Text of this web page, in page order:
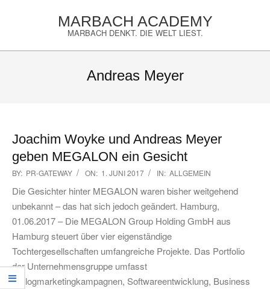
MARBACH ACADEMY
MARBACH DENKT. DIE WELT LIEST.
Andreas Meyer
Joachim Woyke und Andreas Meyer
geben MEGALON ein Gesicht
2017-
06-
01
BY: PR-GATEWAY ON: 1. JUNI 2017 IN: ALLGEMEIN
Die Gesichter hinter MEGALON waren bisher weitgehend
unbekannt – das hat sich jedoch geändert. Hamburg,
01.06.2017 – Die MEGALON Group Holding GmbH aus
Hamburg steuert über vier eigenständige
Tochtergesellschaften umfangreiche Projekte. Das Portfolio
der Unternehmensgruppe umfasst
Dialogmarketingkampagnen, Softwareentwicklung, Business